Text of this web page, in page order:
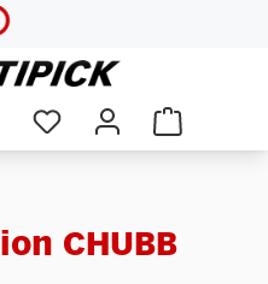
CHUBB